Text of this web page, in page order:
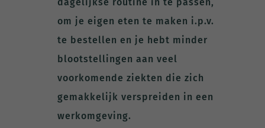
om je eigen eten te maken i.p.v.
te bestellen en je hebt minder
blootstellingen aan veel
voorkomende ziekten die zich
gemakkelijk verspreiden in een
werkomgeving.